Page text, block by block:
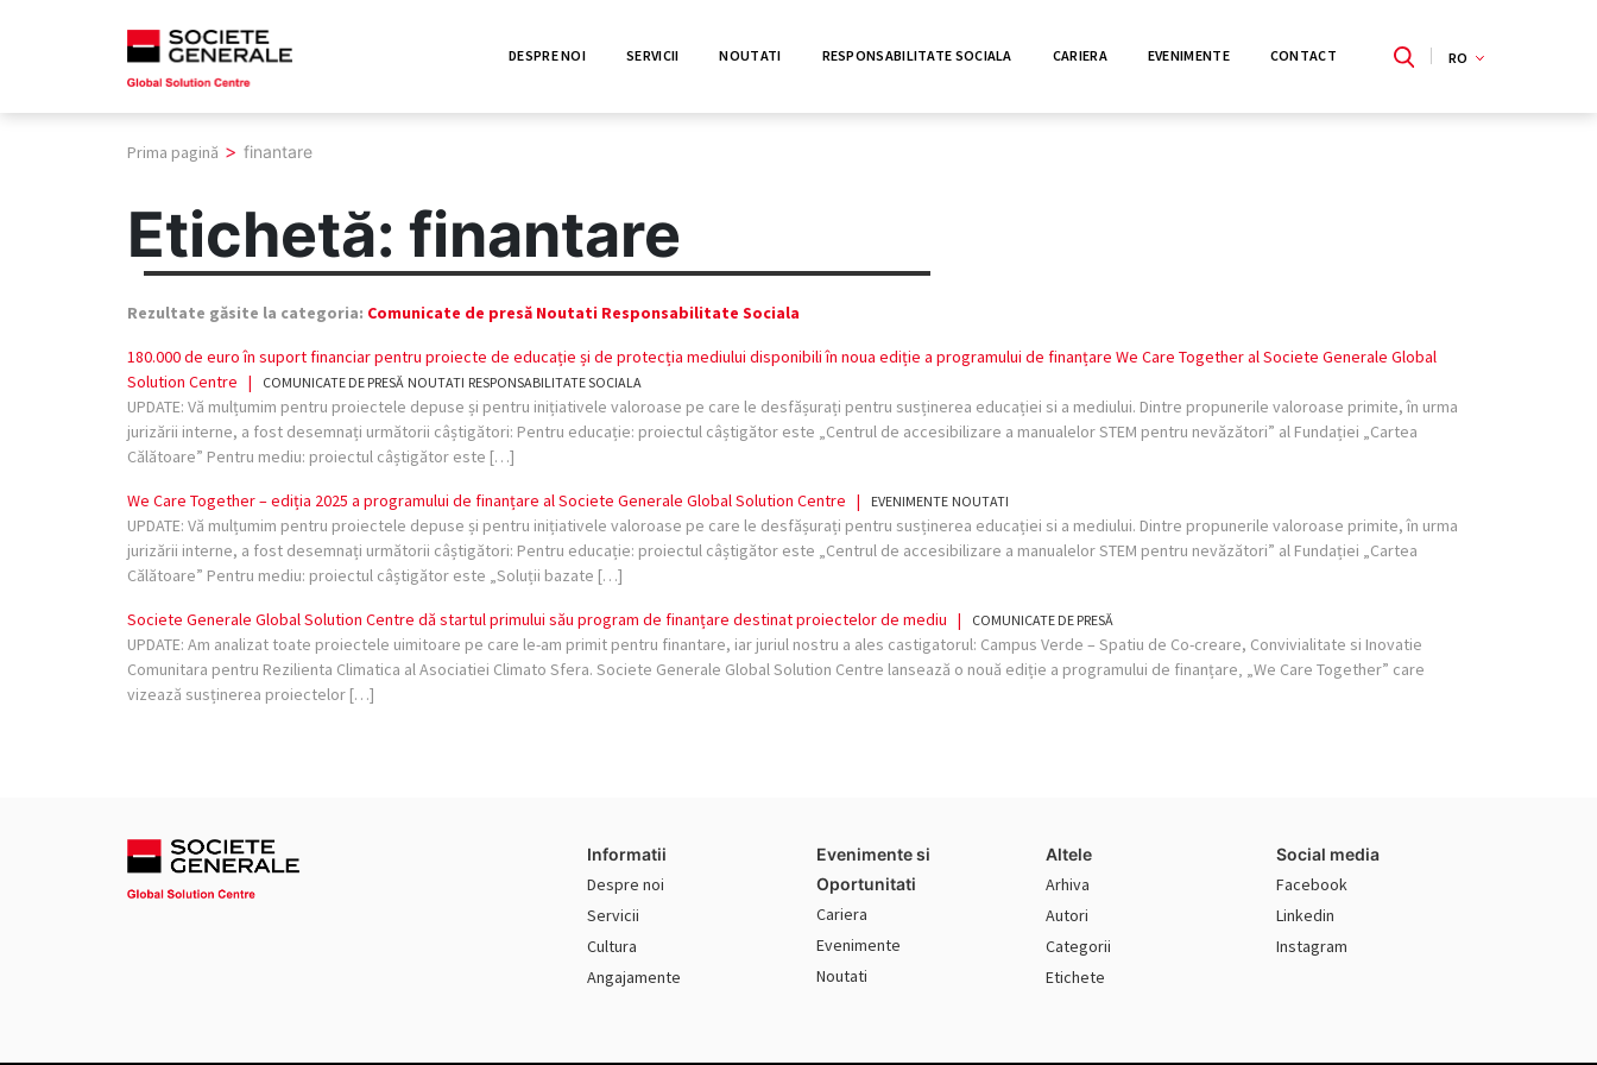
DESPRE NOI SERVICII NOUTATI RESPONSABILITATE SOCIALA CARIERA EVENIMENTE CONTACT RO
Prima pagină > finantare
Etichetă: finantare
Rezultate găsite la categoria: Comunicate de presă Noutati Responsabilitate Sociala
180.000 de euro în suport financiar pentru proiecte de educație și de protecția mediului disponibili în noua ediție a programului de finanțare We Care Together al Societe Generale Global
Solution Centre | COMUNICATE DE PRESĂ NOUTATI RESPONSABILITATE SOCIALA
UPDATE: Vă mulțumim pentru proiectele depuse și pentru inițiativele valoroase pe care le desfășurați pentru susținerea educației si a mediului. Dintre propunerile valoroase primite, în urma
jurizării interne, a fost desemnați următorii câștigători: Pentru educație: proiectul câștigător este „Centrul de accesibilizare a manualelor STEM pentru nevăzători” al Fundației „Cartea
Călătoare” Pentru mediu: proiectul câștigător este […]
We Care Together – ediția 2025 a programului de finanțare al Societe Generale Global Solution Centre | EVENIMENTE NOUTATI
UPDATE: Vă mulțumim pentru proiectele depuse și pentru inițiativele valoroase pe care le desfășurați pentru susținerea educației si a mediului. Dintre propunerile valoroase primite, în urma
jurizării interne, a fost desemnați următorii câștigători: Pentru educație: proiectul câștigător este „Centrul de accesibilizare a manualelor STEM pentru nevăzători” al Fundației „Cartea
Călătoare” Pentru mediu: proiectul câștigător este „Soluții bazate […]
Societe Generale Global Solution Centre dă startul primului său program de finanțare destinat proiectelor de mediu | COMUNICATE DE PRESĂ
UPDATE: Am analizat toate proiectele uimitoare pe care le-am primit pentru finantare, iar juriul nostru a ales castigatorul: Campus Verde – Spatiu de Co-creare, Convivialitate si Inovatie
Comunitara pentru Rezilienta Climatica al Asociatiei Climato Sfera. Societe Generale Global Solution Centre lansează o nouă ediție a programului de finanțare‚ „We Care Together” care
vizează susținerea proiectelor […]
Informatii
Despre noi
Servicii
Cultura
Angajamente
Evenimente si
Oportunitati
Cariera
Evenimente
Noutati
Altele
Arhiva
Autori
Categorii
Etichete
Social media
Facebook
Linkedin
Instagram